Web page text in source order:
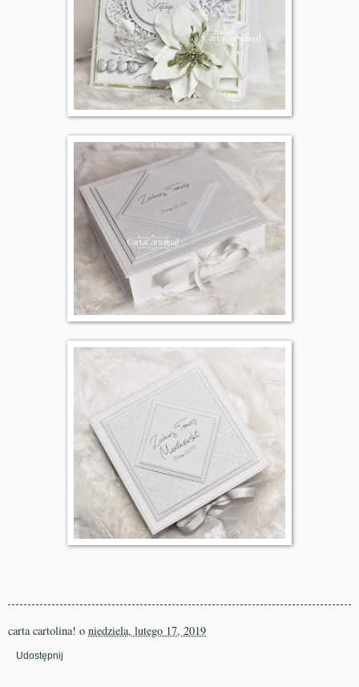
carta cartolina! o niedziela, lutego 17, 2019
Udostępnij